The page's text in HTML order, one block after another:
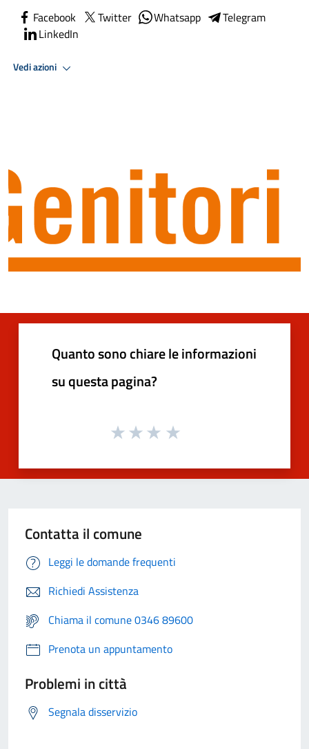
Facebook Twitter Whatsapp
Telegram
LinkedIn
Vedi azioni
Quanto sono chiare le informazioni
su questa pagina?
Contatta il comune
Leggi le domande frequenti
Richiedi Assistenza
Chiama il comune 0346 89600
Prenota un appuntamento
Problemi in città
Segnala disservizio